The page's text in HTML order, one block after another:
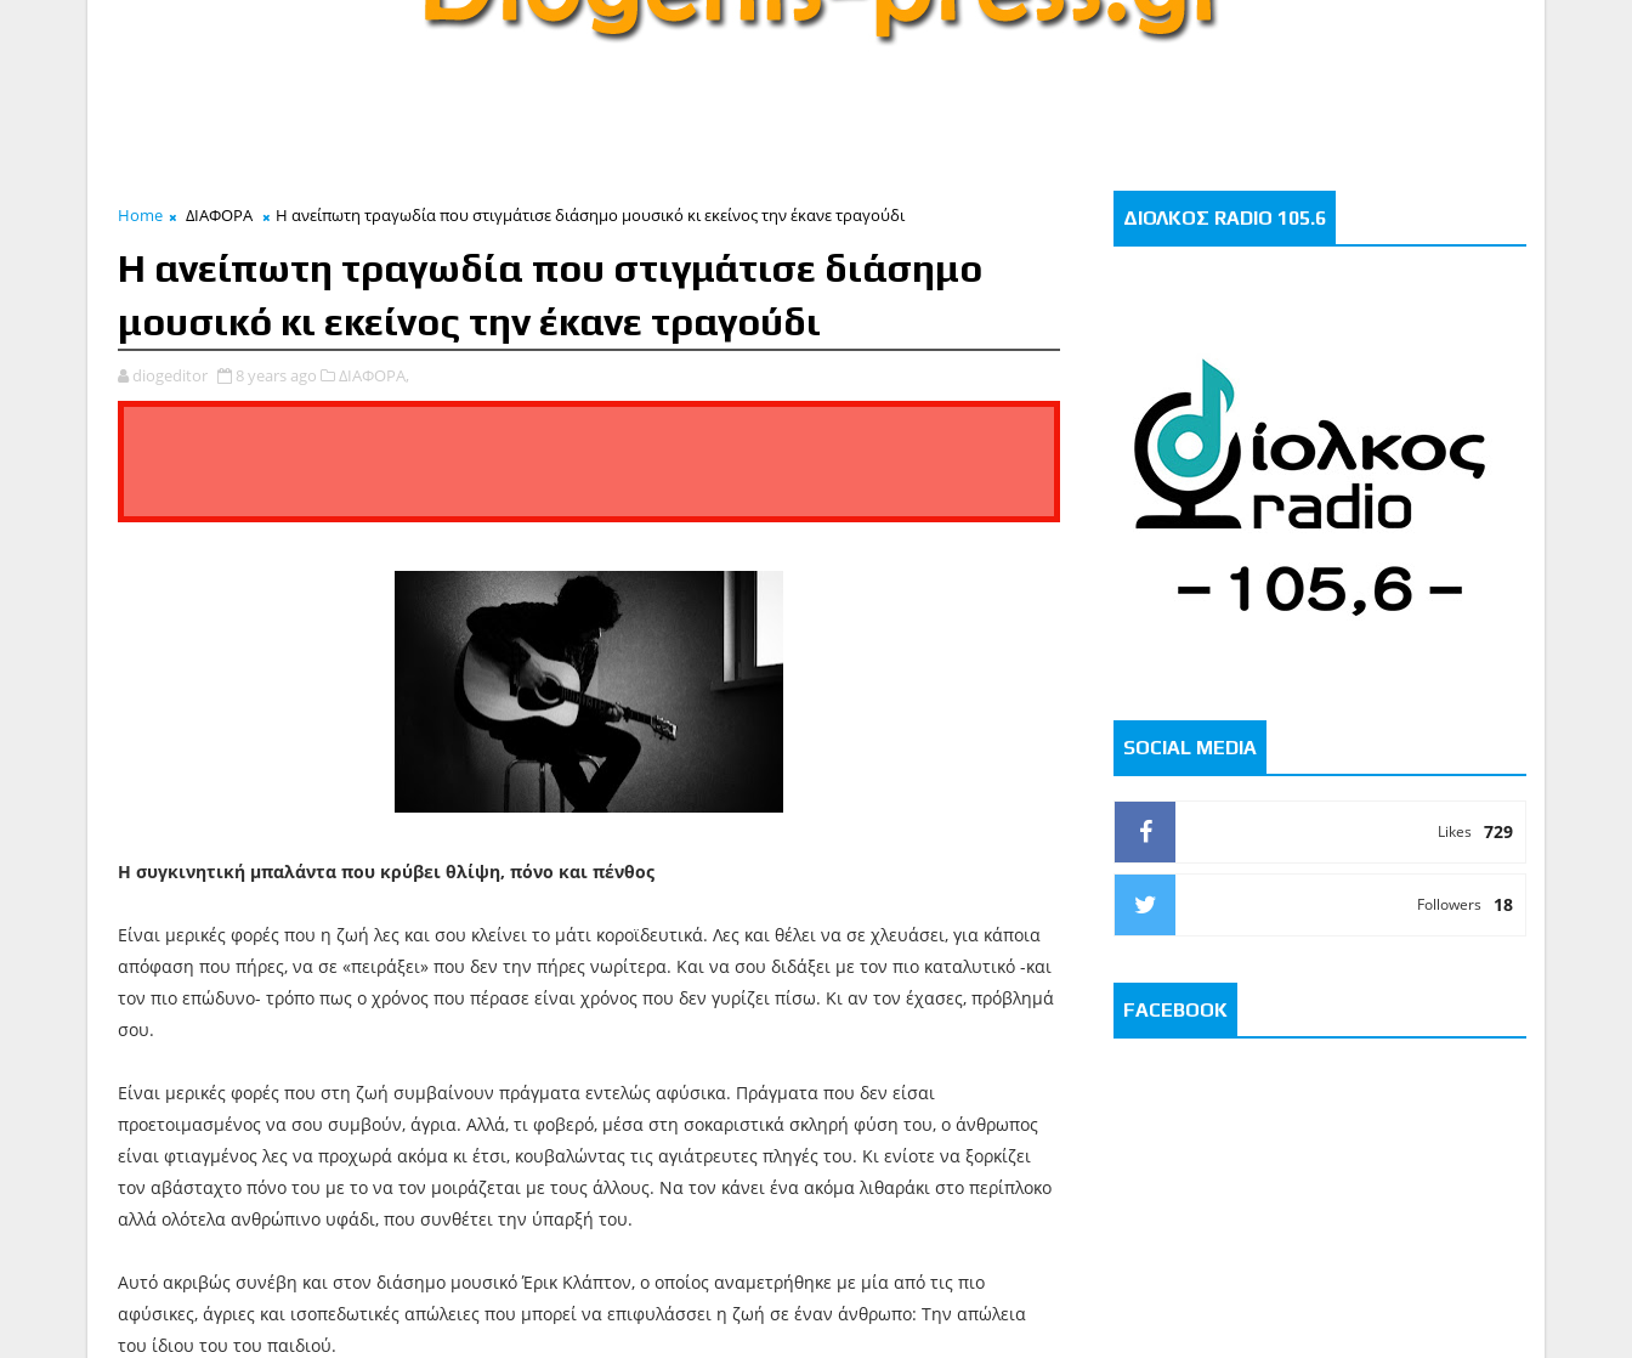
Home ΔΙΑΦΟΡΑ Η ανείπωτη τραγωδία που στιγμάτισε διάσημο μουσικό κι εκείνος την έκανε τραγούδι
Η ανείπωτη τραγωδία που στιγμάτισε διάσημο
μουσικό κι εκείνος την έκανε τραγούδι
diogeditor 8 years ago ΔΙΑΦΟΡΑ,
Η συγκινητική μπαλάντα που κρύβει θλίψη, πόνο και πένθος
Είναι μερικές φορές που η ζωή λες και σου κλείνει το μάτι κοροϊδευτικά. Λες και θέλει να σε χλευάσει, για κάποια
απόφαση που πήρες, να σε «πειράξει» που δεν την πήρες νωρίτερα. Και να σου διδάξει με τον πιο καταλυτικό -και
τον πιο επώδυνο- τρόπο πως ο χρόνος που πέρασε είναι χρόνος που δεν γυρίζει πίσω. Κι αν τον έχασες, πρόβλημά
σου.
Είναι μερικές φορές που στη ζωή συμβαίνουν πράγματα εντελώς αφύσικα. Πράγματα που δεν είσαι
προετοιμασμένος να σου συμβούν, άγρια. Αλλά, τι φοβερό, μέσα στη σοκαριστικά σκληρή φύση του, ο άνθρωπος
είναι φτιαγμένος λες να προχωρά ακόμα κι έτσι, κουβαλώντας τις αγιάτρευτες πληγές του. Κι ενίοτε να ξορκίζει
τον αβάσταχτο πόνο του με το να τον μοιράζεται με τους άλλους. Να τον κάνει ένα ακόμα λιθαράκι στο περίπλοκο
αλλά ολότελα ανθρώπινο υφάδι, που συνθέτει την ύπαρξή του.
Αυτό ακριβώς συνέβη και στον διάσημο μουσικό Έρικ Κλάπτον, ο οποίος αναμετρήθηκε με μία από τις πιο
αφύσικες, άγριες και ισοπεδωτικές απώλειες που μπορεί να επιφυλάσσει η ζωή σε έναν άνθρωπο: Την απώλεια
του ίδιου του του παιδιού.
ΔΙΟΛΚΟΣ RADIO 105.6
SOCIAL MEDIA
729
Likes
18
Followers
FACEBOOK